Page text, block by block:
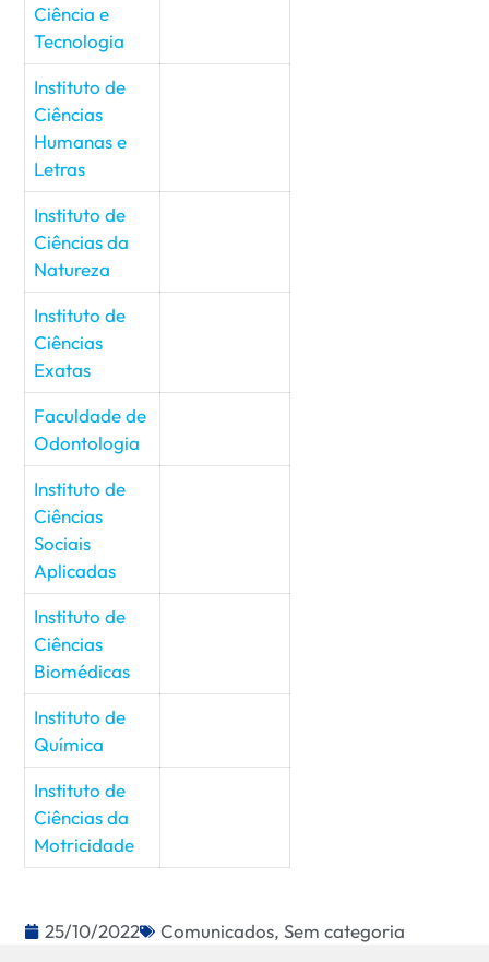
Ciência e
Tecnologia
Instituto de
Ciências
Humanas e
Letras
Instituto de
Ciências da
Natureza
Instituto de
Ciências
Exatas
Faculdade de
Odontologia
Instituto de
Ciências
Sociais
Aplicadas
Instituto de
Ciências
Biomédicas
Instituto de
Química
Instituto de
Ciências da
Motricidade
25/10/2022 Comunicados,Sem categoria